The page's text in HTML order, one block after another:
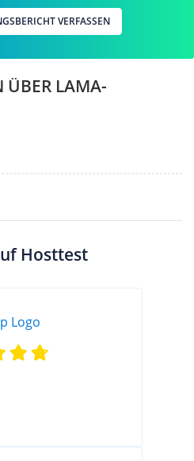
VERFASSEN
ÜBER LAMA-
Hosttest